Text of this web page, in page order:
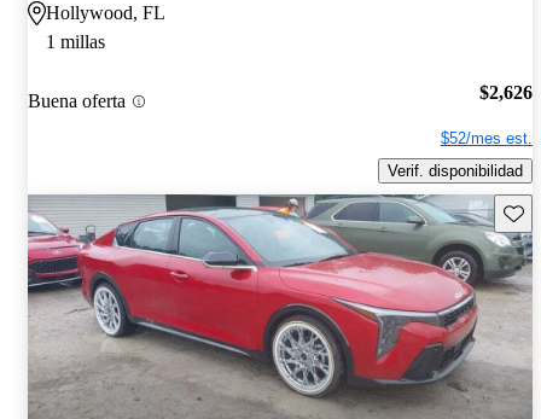
Hollywood, FL
1 millas
Buena oferta $2,626
$52/mes est.
Verif. disponibilidad